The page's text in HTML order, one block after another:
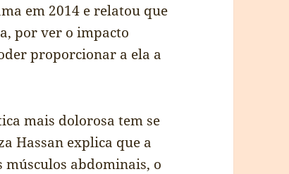
em 2014 e relatou que
por ver o impacto
proporcionar a ela a
mais dolorosa tem se
Hassan explica que a
músculos abdominais, o